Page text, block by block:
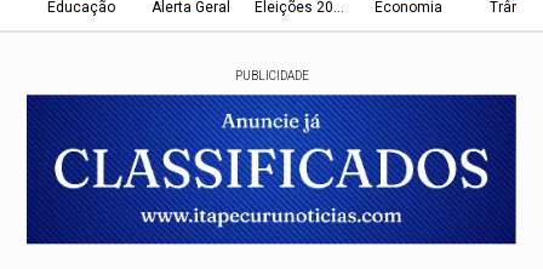
Educação Alerta Geral Eleições 2026 Economia
PUBLICIDADE